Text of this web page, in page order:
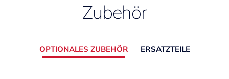
Zubehör
OPTIONALES ZUBEHÖR ERSATZTEILE